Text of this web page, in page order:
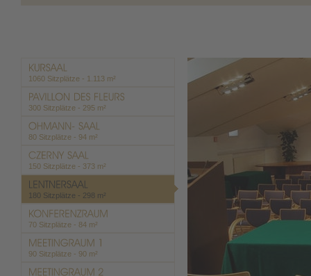
1060 Sitzplätze - 1.113 m²
300 Sitzplätze - 295 m²
80 Sitzplätze - 94 m²
150 Sitzplätze - 373 m²
180 Sitzplätze - 298 m²
70 Sitzplätze - 84 m²
90 Sitzplätze - 90 m²